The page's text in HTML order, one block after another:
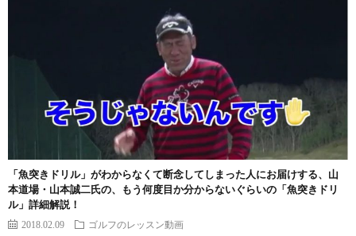
「魚突きドリル」がわからなくて断念してしまった人にお届けする、山
本道場・山本誠二氏の、もう何度目か分からないぐらいの「魚突きドリ
ル」詳細解説！
2018.02.09 ゴルフのレッスン動画